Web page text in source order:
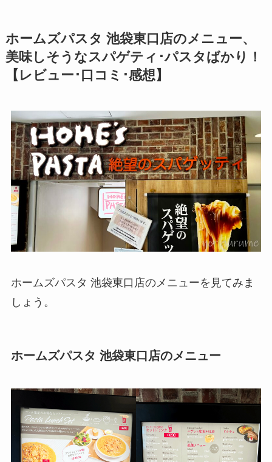
ホームズパスタ 池袋東口店のメニュー、
美味しそうなスパゲティ･パスタばかり！
【レビュー･口コミ･感想】
ホームズパスタ 池袋東口店のメニューを見てみま
しょう。
ホームズパスタ 池袋東口店のメニュー